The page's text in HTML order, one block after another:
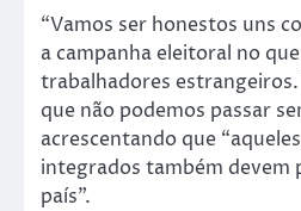
“Vamos ser honestos uns
a campanha eleitoral no
trabalhadores estrangeiros.
que não podemos passar
acrescentando que
integrados também devem
país”.